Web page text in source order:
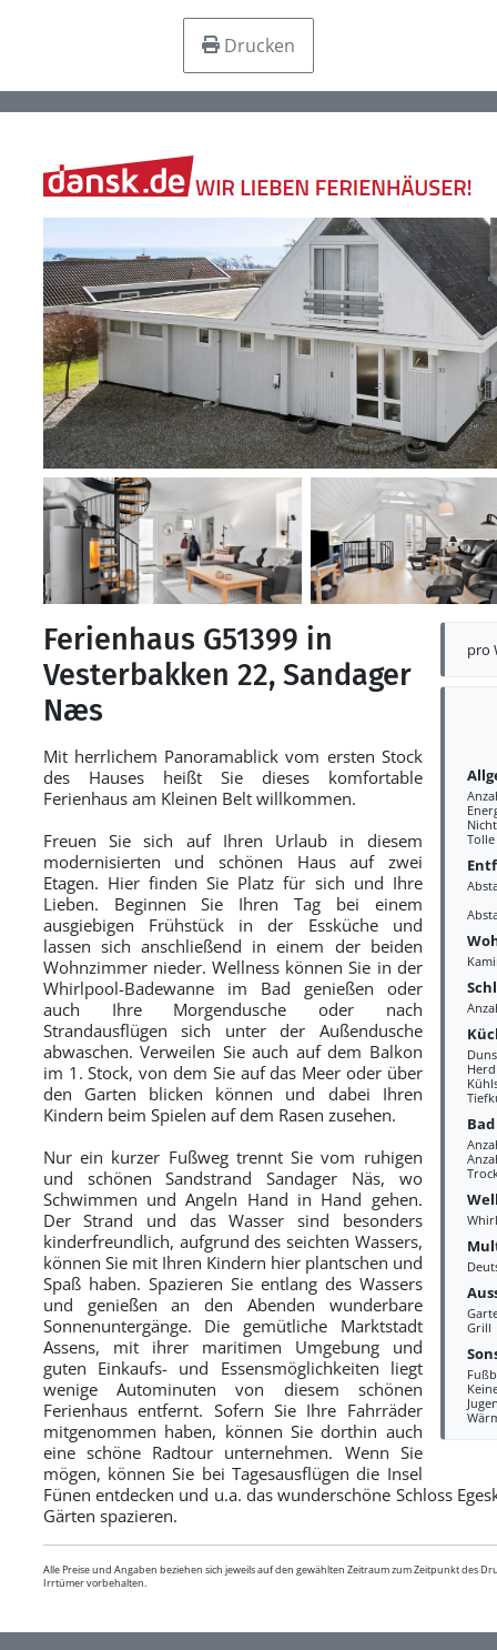
Drucken
pro
Herd
Bad
Grill
Ferienhaus G51399 in
Vesterbakken 22, Sandager
Næs
Mit herrlichem Panoramablick vom ersten Stock
des Hauses heißt Sie dieses komfortable
Ferienhaus am Kleinen Belt willkommen.
Freuen Sie sich auf Ihren Urlaub in diesem
modernisierten und schönen Haus auf zwei
Etagen. Hier finden Sie Platz für sich und Ihre
Lieben. Beginnen Sie Ihren Tag bei einem
ausgiebigen Frühstück in der Essküche und
lassen sich anschließend in einem der beiden
Wohnzimmer nieder. Wellness können Sie in der
Whirlpool-Badewanne im Bad genießen oder
auch Ihre Morgendusche oder nach
Strandausflügen sich unter der Außendusche
abwaschen. Verweilen Sie auch auf dem Balkon
im 1. Stock, von dem Sie auf das Meer oder über
den Garten blicken können und dabei Ihren
Kindern beim Spielen auf dem Rasen zusehen.
Nur ein kurzer Fußweg trennt Sie vom ruhigen
und schönen Sandstrand Sandager Näs, wo
Schwimmen und Angeln Hand in Hand gehen.
Der Strand und das Wasser sind besonders
kinderfreundlich, aufgrund des seichten Wassers,
können Sie mit Ihren Kindern hier plantschen und
Spaß haben. Spazieren Sie entlang des Wassers
und genießen an den Abenden wunderbare
Sonnenuntergänge. Die gemütliche Marktstadt
Assens, mit ihrer maritimen Umgebung und
guten Einkaufs- und Essensmöglichkeiten liegt
wenige Autominuten von diesem schönen
Ferienhaus entfernt. Sofern Sie Ihre Fahrräder
mitgenommen haben, können Sie dorthin auch
eine schöne Radtour unternehmen. Wenn Sie
mögen, können Sie bei Tagesausflügen die Insel
Fünen entdecken und u.a. das wunderschöne Schloss
Gärten spazieren.
Alle Preise und Angaben beziehen sich jeweils auf den gewählten Zeitraum zum Zeitpunkt des
Irrtümer vorbehalten.